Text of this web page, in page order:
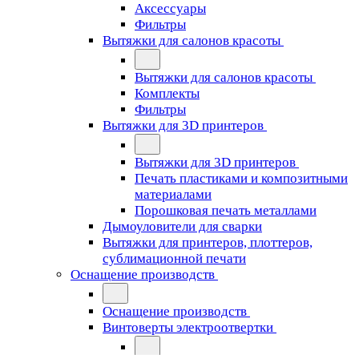
Аксессуары
Фильтры
Вытяжки для салонов красоты
Вытяжки для салонов красоты
Комплекты
Фильтры
Вытяжки для 3D принтеров
Вытяжки для 3D принтеров
Печать пластиками и композитными
материалами
Порошковая печать металлами
Дымоуловители для сварки
Вытяжки для принтеров, плоттеров,
сублимационной печати
Оснащение производств
Оснащение производств
Винтоверты электроотвертки